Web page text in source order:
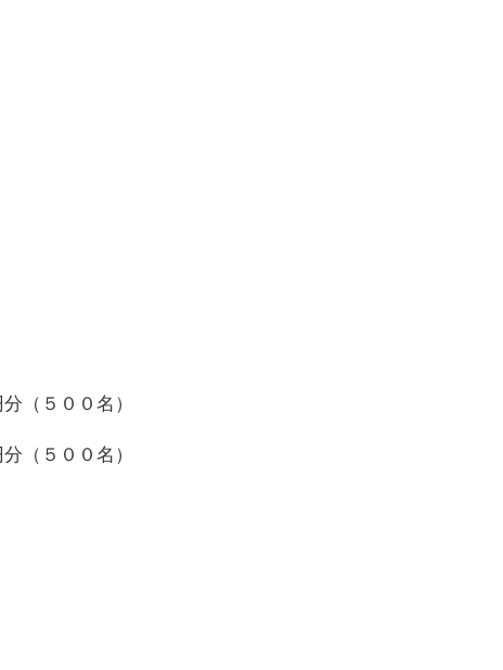
（５００名）
（５００名）